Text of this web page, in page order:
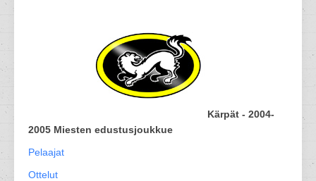
Kärpät - 2004-
2005 Miesten edustusjoukkue
Pelaajat
Ottelut